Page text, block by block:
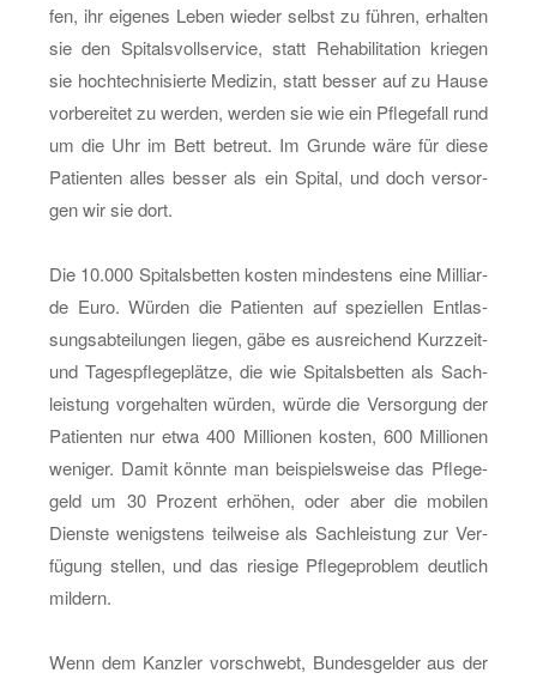
fen, ihr ei­ge­nes Leben wie­der selbst zu füh­ren, er­hal­ten
sie den Spi­tals­voll­ser­vice, statt Re­ha­bi­li­ta­ti­on krie­gen
sie hoch­tech­ni­sier­te Me­di­zin, statt bes­ser auf zu Hause
vor­be­rei­tet zu wer­den, wer­den sie wie ein Pfle­ge­fall rund
um die Uhr im Bett be­treut. Im Grun­de wäre für diese
Pa­ti­en­ten alles bes­ser als ein Spi­tal, und doch ver­sor­
gen wir sie dort.
Die 10.000 Spi­tals­bet­ten kos­ten min­des­tens eine Mil­li­ar­
de Euro. Wür­den die Pa­ti­en­ten auf spe­zi­el­len Ent­las­
sungs­ab­tei­lun­gen lie­gen, gäbe es aus­rei­chend Kurz­zeit-
und Ta­ges­pfle­ge­plät­ze, die wie Spi­tals­bet­ten als Sach­
leis­tung vor­ge­hal­ten wür­den, würde die Ver­sor­gung der
Pa­ti­en­ten nur etwa 400 Mil­lio­nen kos­ten, 600 Mil­lio­nen
we­ni­ger. Damit könn­te man bei­spiels­wei­se das Pfle­ge­
geld um 30 Pro­zent er­hö­hen, oder aber die mo­bi­len
Diens­te we­nigs­tens teil­wei­se als Sach­leis­tung zur Ver­
fü­gung stel­len, und das rie­si­ge Pfle­ge­pro­blem deut­lich
mil­dern.
Wenn dem Kanz­ler vor­schwebt, Bun­des­gel­der aus der